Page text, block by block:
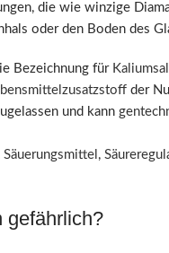
die wie winzige
oder den Boden des
Bezeichnung für
der
und kann
Säuerungsmittel ,
gefährlich?